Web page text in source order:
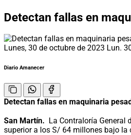
Detectan fallas en
Lunes, 30 de octubre de 2023 Lun.
Diario Amanecer
Detectan fallas en maquinaria
San Martín. La Contraloría General
superior a los S/ 64 millones bajo la